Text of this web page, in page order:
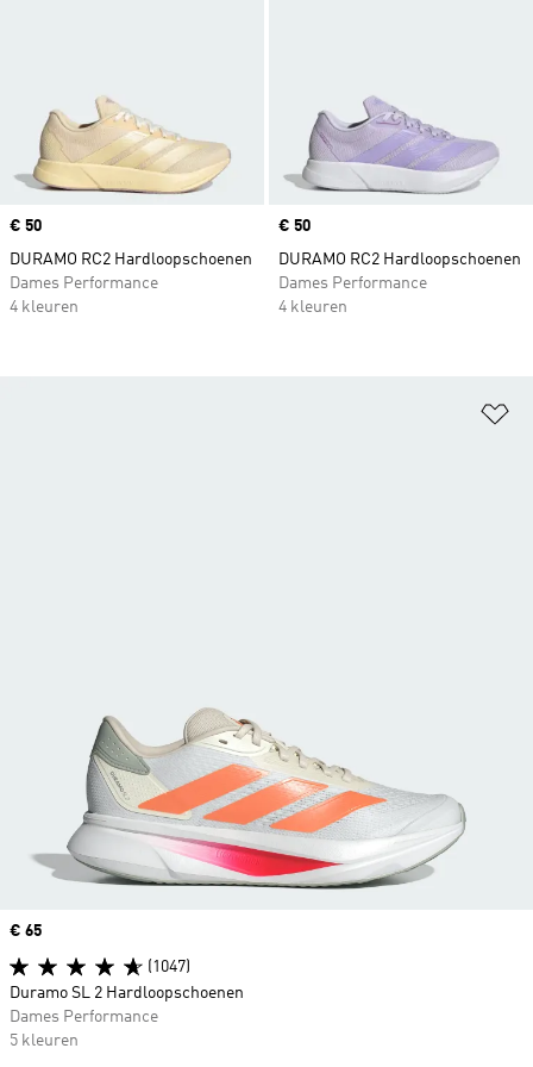
Price
€ 50
DURAMO RC2 Hardloopschoenen
Dames Performance
4 kleuren
Price
€ 50
DURAMO RC2 Hardloopschoenen
Dames Performance
4 kleuren
Price
€ 65
(1047)
Duramo SL 2 Hardloopschoenen
Dames Performance
5 kleuren